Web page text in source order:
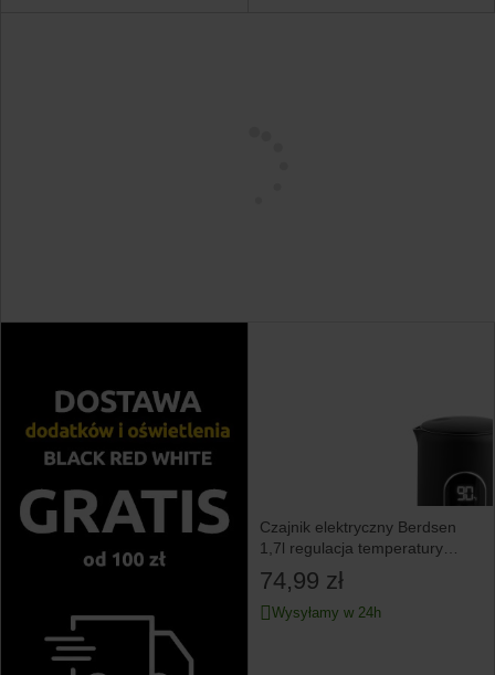
Czajnik elektryczny Berdsen
1,7l regulacja temperatury
2200W
74,99 zł
Wysyłamy w 24h